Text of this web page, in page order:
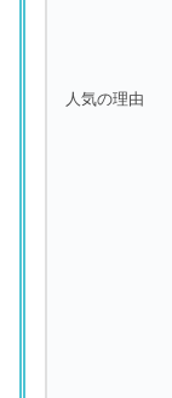
人気の理由